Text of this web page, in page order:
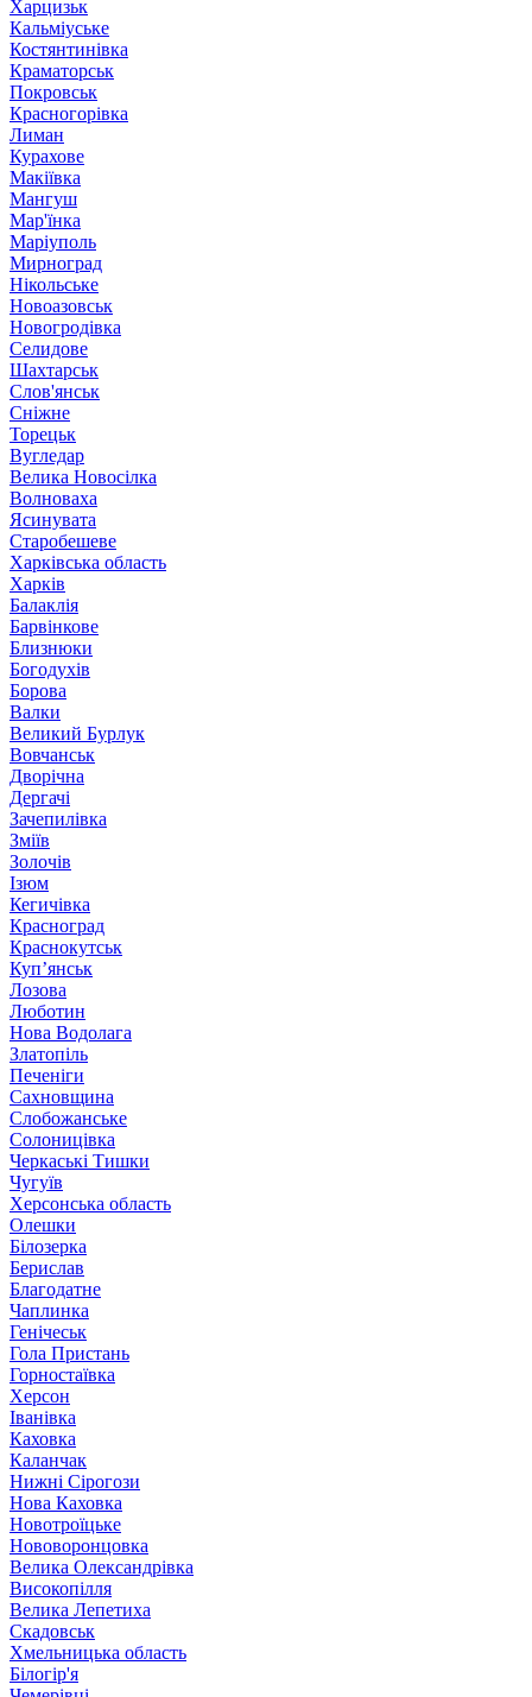
Харцизьк
Кальміуське
Костянтинівка
Краматорськ
Покровськ
Красногорівка
Лиман
Курахове
Макіївка
Мангуш
Мар'їнка
Маріуполь
Мирноград
Нікольське
Новоазовськ
Новогродівка
Селидове
Шахтарськ
Слов'янськ
Сніжне
Торецьк
Вугледар
Велика Новосілка
Волноваха
Ясинувата
Старобешеве
Харківська область
Харків
Балаклія
Барвінкове
Близнюки
Богодухів
Борова
Валки
Великий Бурлук
Вовчанськ
Дворічна
Дергачі
Зачепилівка
Зміїв
Золочів
Ізюм
Кегичівка
Красноград
Краснокутськ
Куп’янськ
Лозова
Люботин
Нова Водолага
Златопіль
Печеніги
Сахновщина
Слобожанське
Солоницівка
Черкаські Тишки
Чугуїв
Херсонська область
Олешки
Білозерка
Берислав
Благодатне
Чаплинка
Генічеськ
Гола Пристань
Горностаївка
Херсон
Іванівка
Каховка
Каланчак
Нижні Сірогози
Нова Каховка
Новотроїцьке
Нововоронцовка
Велика Олександрівка
Високопілля
Велика Лепетиха
Скадовськ
Хмельницька область
Білогір'я